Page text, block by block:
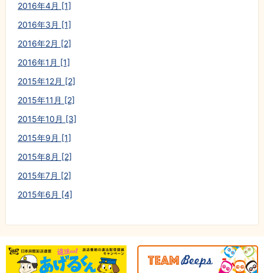
2016年4月 [1]
2016年3月 [1]
2016年2月 [2]
2016年1月 [1]
2015年12月 [2]
2015年11月 [2]
2015年10月 [3]
2015年9月 [1]
2015年8月 [2]
2015年7月 [2]
2015年6月 [4]